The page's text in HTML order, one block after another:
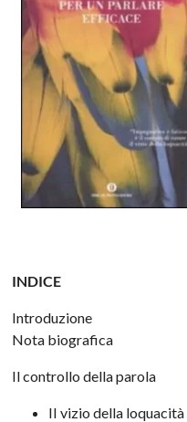
INDICE
Introduzione
Nota biografica
Il controllo della parola
II vizio della loquacità